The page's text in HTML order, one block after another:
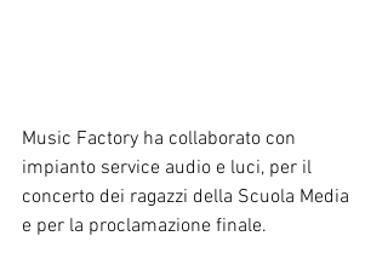
Music Factory ha collaborato con
impianto service audio e luci, per il
concerto dei ragazzi della Scuola Media
e per la proclamazione finale.